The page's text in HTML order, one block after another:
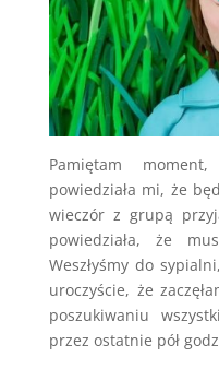
Pamiętam
powiedziała mi, że
wieczór z grupą
powiedziała, że
Weszłyśmy do
uroczyście, że
poszukiwaniu
przez ostatnie pół